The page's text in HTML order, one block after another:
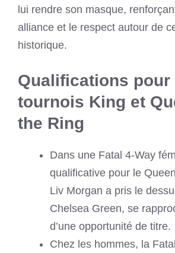
lui rendre son masque,
alliance et le respect autour de
historique.
Qualifications pour
tournois King et
the Ring
Dans une Fatal 4-Way
qualificative pour le
Liv Morgan a pris le
Chelsea Green, se
d’une opportunité de titre.
Chez les hommes, la